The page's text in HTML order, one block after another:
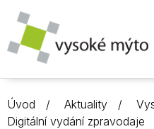
Úvod Aktuality
Digitální vydání zpravodaje